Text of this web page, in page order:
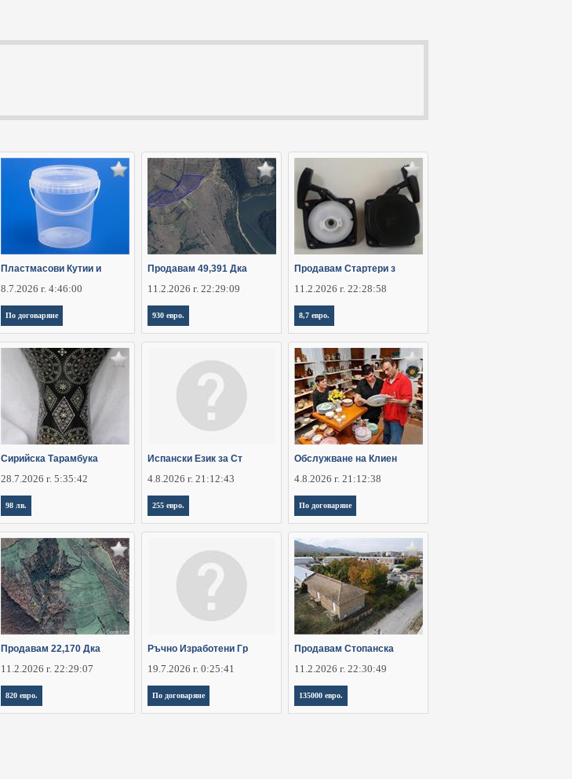
Пластмасови Кутии и
8.7.2026 г. 4:46:00
По договаряне
Продавам 49,391 Дка
11.2.2026 г. 22:29:09
930 евро.
Продавам Стартери з
11.2.2026 г. 22:28:58
8,7 евро.
Сирийска Тарамбука
28.7.2026 г. 5:35:42
98 лв.
Испански Език за Ст
4.8.2026 г. 21:12:43
255 евро.
Обслужване на Клиен
4.8.2026 г. 21:12:38
По договаряне
Продавам 22,170 Дка
11.2.2026 г. 22:29:07
820 евро.
Ръчно Изработени Гр
19.7.2026 г. 0:25:41
По договаряне
Продавам Стопанска
11.2.2026 г. 22:30:49
135000 евро.